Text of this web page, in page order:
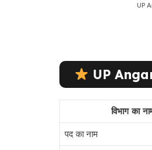
UP
UP
विभाग का
पद का नाम